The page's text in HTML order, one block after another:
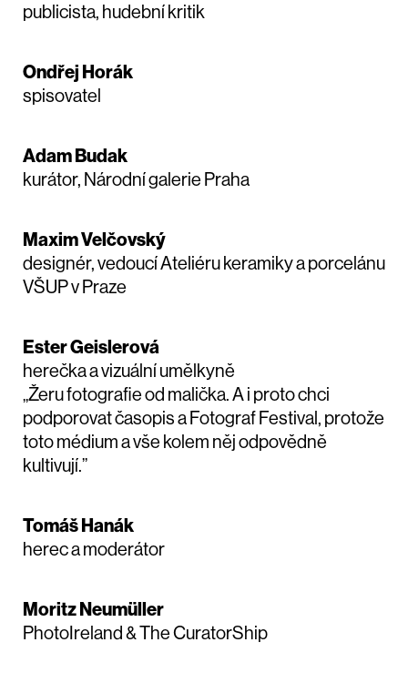
publicista, hudební kritik
Ondřej Horák
spisovatel
Adam Budak
kurátor, Národní galerie Praha
Maxim Velčovský
designér, vedoucí Ateliéru keramiky a porcelánu
VŠUP v Praze
Ester Geislerová
herečka a vizuální umělkyně
„Žeru fotografie od malička. A i proto chci
podporovat časopis a Fotograf Festival, protože
toto médium a vše kolem něj odpovědně
kultivují.”
Tomáš Hanák
herec a moderátor
Moritz Neumüller
PhotoIreland & The CuratorShip